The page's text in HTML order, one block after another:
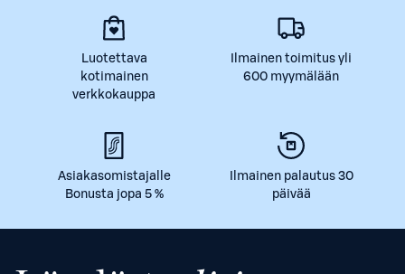
Luotettava
kotimainen
verkkokauppa
Ilmainen toimitus yli
600 myymälään
Asiakasomistajalle
Bonusta jopa 5 %
Ilmainen palautus 30
päivää